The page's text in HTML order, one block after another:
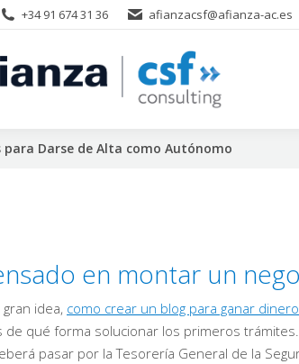
+34 91 674 31 36 afianzacsf@afianza-ac.es
para Darse de Alta como Autónomo
en montar un
idea, como crear un blog para ganar dinero
de qué forma solucionar los primeros
pasar por la Tesorería General de la